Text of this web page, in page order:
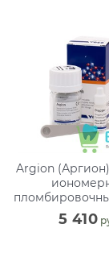
Argion
(15 г)
5 410